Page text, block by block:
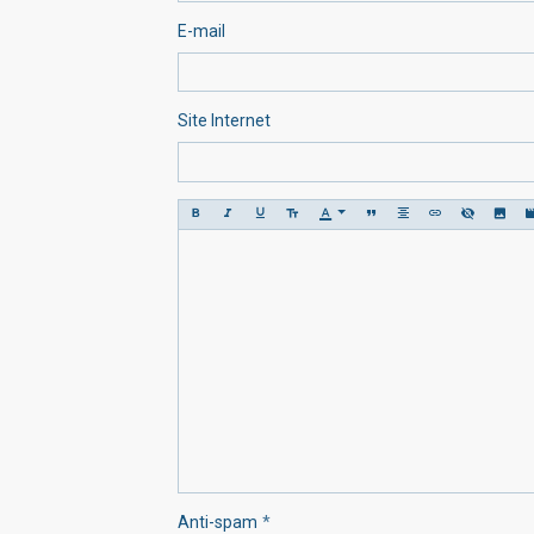
E-mail
Site Internet
Anti-spam